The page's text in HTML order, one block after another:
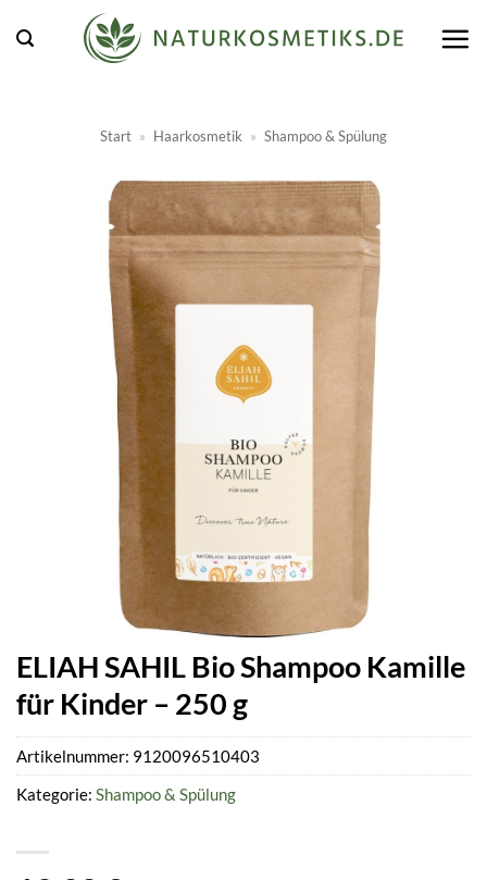
Inhalt
Start » Haarkosmetik » Shampoo & Spülung
ELIAH SAHIL Bio Shampoo Kamille
für Kinder – 250 g
Artikelnummer: 9120096510403
Kategorie: Shampoo & Spülung